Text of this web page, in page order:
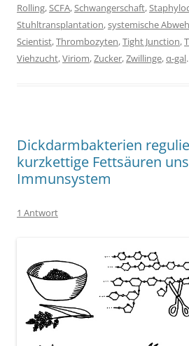
Rolling,SCFA,Schwangerschaft,
Stuhltransplantation,systemische
Scientist,Thrombozyten,Tight Junction,
Viehzucht,Viriom,Zucker,Zwillinge,α-gal.
Dickdarmbakterien
kurzkettige Fettsäuren
Immunsystem
1 Antwort